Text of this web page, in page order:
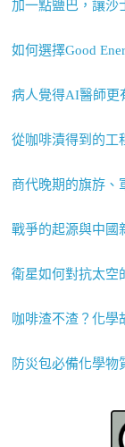
加一點鹽巴，讓沙
如何選擇Good
病人覺得AI醫師更
從咖啡漬得到的工
商代晚期的旗斿、
戰爭的起源與中國
衛星如何對抗太空
咖啡渣不渣？化學
防災包必備化學物